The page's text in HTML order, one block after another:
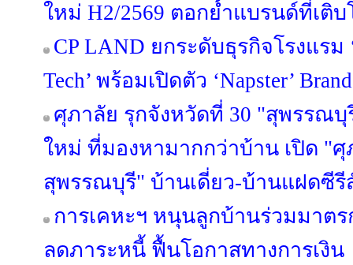
ใหม่ H2/2569 ตอกย้ำแบรนด์ที่เติ
CP LAND ยกระดับธุรกิจโรงแรม
Tech’ พร้อมเปิดตัว ‘Napster’
ศุภาลัย รุกจังหวัดที่ 30 "สุพรรณบุ
ใหม่ ที่มองหามากกว่าบ้าน เปิด "
สุพรรณบุรี" บ้านเดี่ยว-บ้านแฝดซีรี
การเคหะฯ หนุนลูกบ้านร่วมมาต
ลดภาระหนี้ ฟื้นโอกาสทางการเงิน